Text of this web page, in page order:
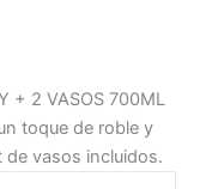
+ 2 VASOS 700ML
toque de roble y
de vasos incluidos.